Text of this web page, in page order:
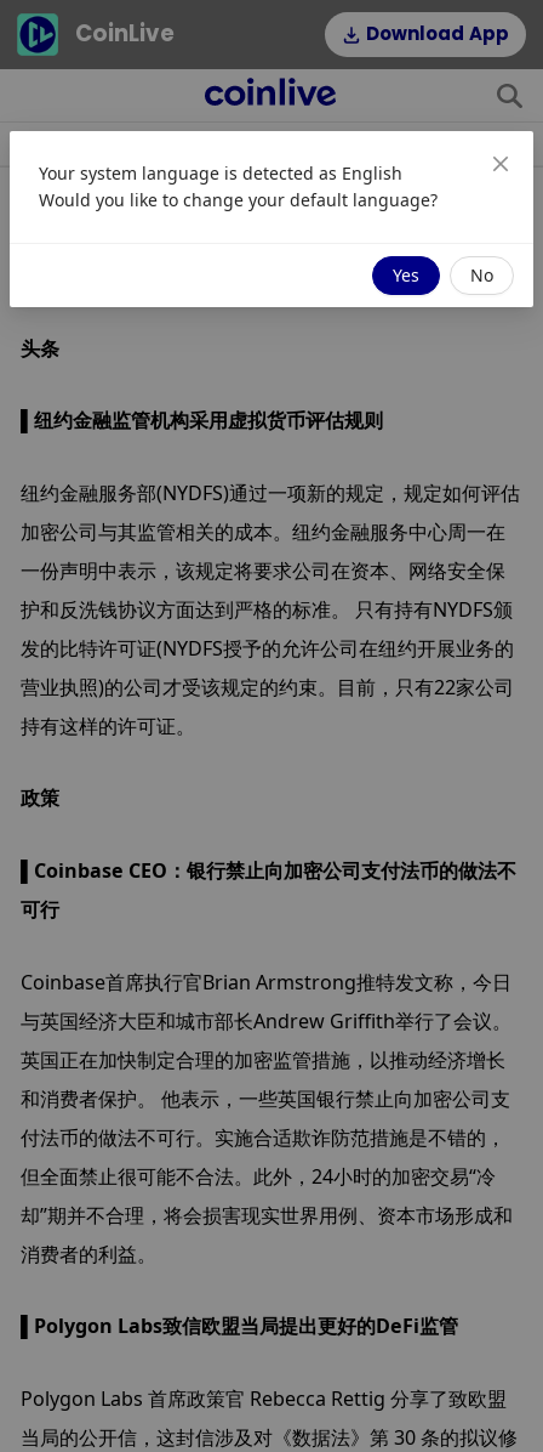
CoinLive Download App
早报 - 4月18日2023
头条
▌纽约金融监管机构采用虚拟货币评估规则
纽约金融服务部(NYDFS)通过一项新的规定，规定如何评估
加密公司与其监管相关的成本。纽约金融服务中心周一在
一份声明中表示，该规定将要求公司在资本、网络安全保
护和反洗钱协议方面达到严格的标准。 只有持有NYDFS颁
发的比特许可证(NYDFS授予的允许公司在纽约开展业务的
营业执照)的公司才受该规定的约束。目前，只有22家公司
持有这样的许可证。
政策
▌Coinbase CEO：银行禁止向加密公司支付法币的做法不
可行
Coinbase首席执行官Brian Armstrong推特发文称，今日
与英国经济大臣和城市部长Andrew Griffith举行了会议。
英国正在加快制定合理的加密监管措施，以推动经济增长
和消费者保护。 他表示，一些英国银行禁止向加密公司支
付法币的做法不可行。实施合适欺诈防范措施是不错的，
但全面禁止很可能不合法。此外，24小时的加密交易“冷
却”期并不合理，将会损害现实世界用例、资本市场形成和
消费者的利益。
▌Polygon Labs致信欧盟当局提出更好的DeFi监管
Polygon Labs 首席政策官 Rebecca Rettig 分享了致欧盟
当局的公开信，这封信涉及对《数据法》第 30 条的拟议修
Your system language is detected as English
Would you like to change your default language?
Yes No